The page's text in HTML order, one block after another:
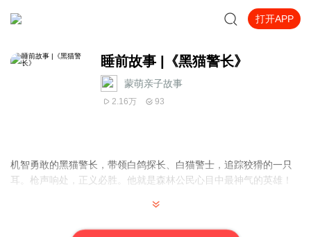
打开APP
睡前故事 |《黑猫警长》
蒙萌亲子故事
2.16万 93
机智勇敢的黑猫警长，带领白鸽探长、白猫警士，追踪狡猾的一只
耳。枪声响处，正义必胜。他就是森林公民心目中最神气的英雄！